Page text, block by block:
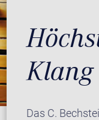
Klang
Das C.